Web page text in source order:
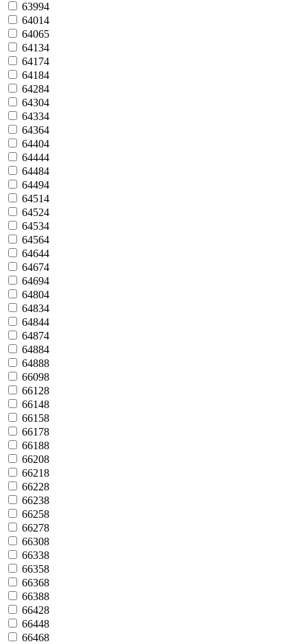
63994
64014
64065
64134
64174
64184
64284
64304
64334
64364
64404
64444
64484
64494
64514
64524
64534
64564
64644
64674
64694
64804
64834
64844
64874
64884
64888
66098
66128
66148
66158
66178
66188
66208
66218
66228
66238
66258
66278
66308
66338
66358
66368
66388
66428
66448
66468